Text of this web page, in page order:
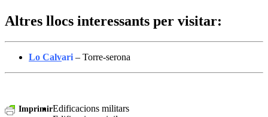
Altres llocs interessants per visitar:
Lo Calvari – Torre-serona
ImprimirEdificacions militars